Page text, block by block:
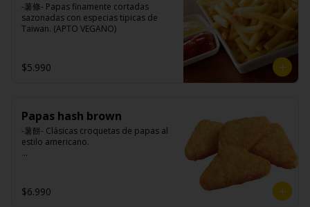
-薯條- Papas finamente cortadas
sazonadas con especias tipicas de
Taiwan. (APTO VEGANO)
$5.990
Papas hash brown
-薯餅- Clásicas croquetas de papas al
estilo americano.
Ingredientes:
Papa, aceite de girasol, sal, cebolla en
$6.990